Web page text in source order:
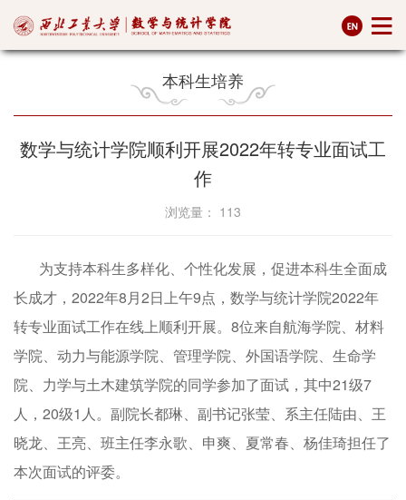
本科生培养
数学与统计学院顺利开展2022年转专业面试工
作
浏览量： 113
为支持本科生多样化、个性化发展，促进本科生全面成
长成才，2022年8月2日上午9点，数学与统计学院2022年
转专业面试工作在线上顺利开展。8位来自航海学院、材料
学院、动力与能源学院、管理学院、外国语学院、生命学
院、力学与土木建筑学院的同学参加了面试，其中21级7
人，20级1人。副院长都琳、副书记张莹、系主任陆由、王
晓龙、王亮、班主任李永歌、申爽、夏常春、杨佳琦担任了
本次面试的评委。